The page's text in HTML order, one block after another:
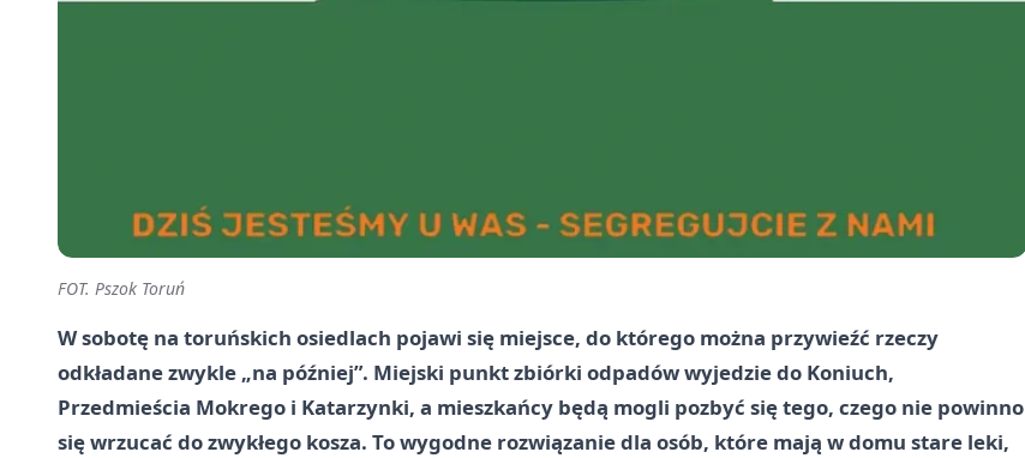
FOT. Pszok Toruń
W sobotę na toruńskich osiedlach pojawi się miejsce, do którego można przywieźć rzeczy
odkładane zwykle „na później”. Miejski punkt zbiórki odpadów wyjedzie do Koniuch,
Przedmieścia Mokrego i Katarzynki, a mieszkańcy będą mogli pozbyć się tego, czego nie powinno
się wrzucać do zwykłego kosza. To wygodne rozwiązanie dla osób, które mają w domu stare leki,